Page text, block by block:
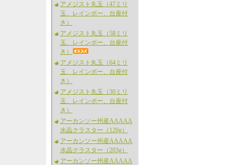
アメジスト丸玉（47ミリ
玉、レインボー、台座付
き）
アメジスト丸玉（58ミリ
玉、レインボー、台座付
き）
アメジスト丸玉（64ミリ
玉、レインボー、台座付
き）
アメジスト丸玉（30ミリ
玉、レインボー、台座付
き）
アーカンソー州産AAAAA
水晶クラスター（120g）
アーカンソー州産AAAAA
水晶クラスター（203g）
アーカンソー州産AAAAA